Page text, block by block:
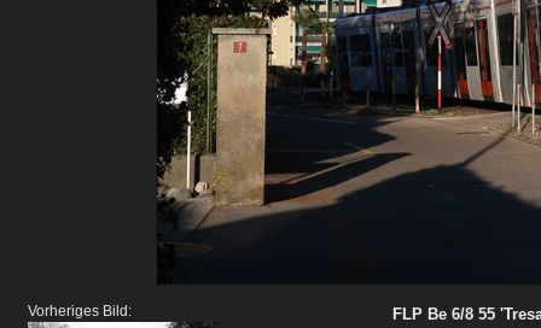
Vorheriges Bild:
FLP Be 6/8 55